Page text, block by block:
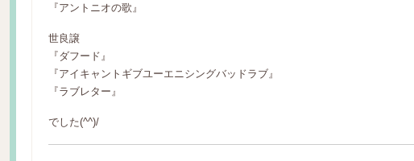
『アントニオの歌』
世良譲
『ダフード』
『アイキャントギブユーエニシングバッドラブ』
『ラブレター』
でした(^^)/